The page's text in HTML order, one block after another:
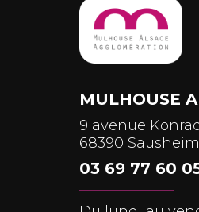
MULHOUSE
9 avenue
68390 Sausheim
03 69 77 60